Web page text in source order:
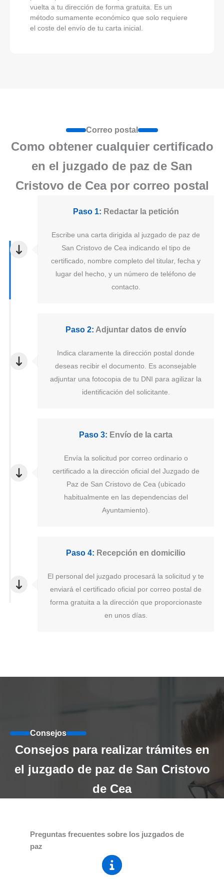
vuelta a tu dirección de forma gratuita. Es un
método sumamente económico que solo requiere
el coste del envío de tu carta inicial.
Correo postal
Como obtener cualquier certificado
en el juzgado de paz de San
Cristovo de Cea por correo postal
Paso 1: Redactar la petición
Escribe una carta dirigida al juzgado de paz de
San Cristovo de Cea indicando el tipo de
certificado, nombre completo del titular, fecha y
lugar del hecho, y un número de teléfono de
contacto.
Paso 2: Adjuntar datos de envío
Indica claramente la dirección postal donde
deseas recibir el documento. Es aconsejable
adjuntar una fotocopia de tu DNI para agilizar la
identificación del solicitante.
Paso 3: Envío de la carta
Envía la solicitud por correo ordinario o
certificado a la dirección oficial del Juzgado de
Paz de San Cristovo de Cea (ubicado
habitualmente en las dependencias del
Ayuntamiento).
Paso 4: Recepción en domicilio
El personal del juzgado procesará la solicitud y te
enviará el certificado oficial por correo postal de
forma gratuita a la dirección que proporcionaste
en unos días.
Consejos
Consejos para realizar trámites en
el juzgado de paz de San Cristovo
de Cea
Preguntas frecuentes sobre los juzgados de
paz